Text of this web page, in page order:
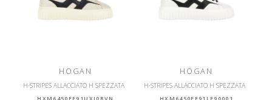
HOGAN
H-STRIPES ALLACCIATO H SPEZZATA
HOGAN
H-STRIPES ALLACCIATO H SPEZZATA